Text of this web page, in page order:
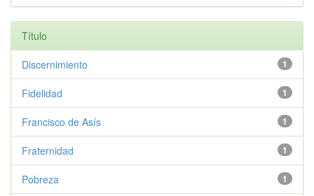
Título
1
Discernimiento
1
Fidelidad
1
Francisco de Asís
1
Fraternidad
1
Pobreza